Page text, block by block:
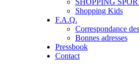
Shopping Kids
F.A.Q.
Correspondance
Bonnes adresses
Pressbook
Contact